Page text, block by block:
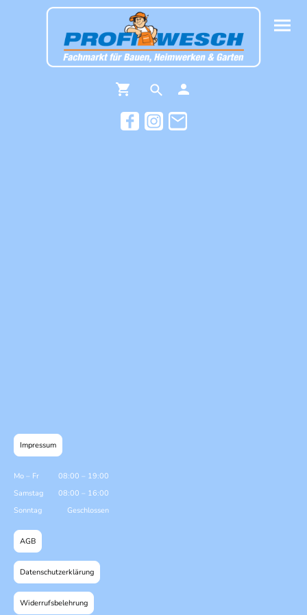
Impressum
Mo – Fr 08:00 – 19:00
Samstag
08:00 – 16:00
Sonntag
Geschlossen
AGB
Datenschutzerklärung
Widerrufsbelehrung